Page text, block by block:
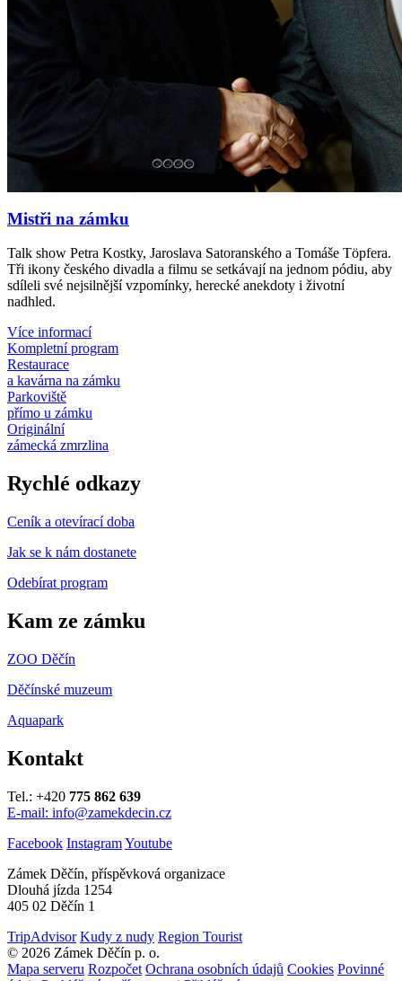
Mistři na zámku
Talk show Petra Kostky, Jaroslava Satoranského a Tomáše Töpfera.
Tři ikony českého divadla a filmu se setkávají na jednom pódiu, aby
sdíleli své nejsilnější vzpomínky, herecké anekdoty i životní
nadhled.
Více informací
Kompletní program
Restaurace
a kavárna na zámku
Parkoviště
přímo u zámku
Originální
zámecká zmrzlina
Rychlé odkazy
Ceník a otevírací doba
Jak se k nám dostanete
Odebírat program
Kam ze zámku
ZOO Děčín
Děčínské muzeum
Aquapark
Kontakt
Tel.: +420 775 862 639
E-mail: info@zamekdecin.cz
Facebook InstagramYoutube
Zámek Děčín, příspěvková organizace
Dlouhá jízda 1254
405 02 Děčín 1
TripAdvisor Kudy z nudy Region Tourist
© 2026 Zámek Děčín p. o.
Mapa serveru Rozpočet Ochrana osobních údajů Cookies Povinné